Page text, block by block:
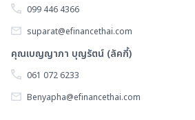
099 446 4366
suparat@efinancethai.com
คุณเบญญาภา บุญรัตน์ (ลัคกี้)
061 072 6233
Benyapha@efinancethai.com